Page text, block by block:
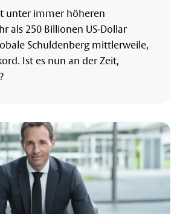
unter immer höheren
als 250 Billionen US-Dollar
Schuldenberg mittlerweile,
Ist es nun an der Zeit,